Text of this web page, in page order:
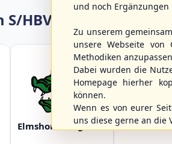
S/HBV
Elmshorn Alligators Fehmarn
und noch
Zu unserem
unsere Webseite
Methodiken
Dabei wurden die
Homepage hierher
können.
Wenn es von eurer
uns diese gerne an die